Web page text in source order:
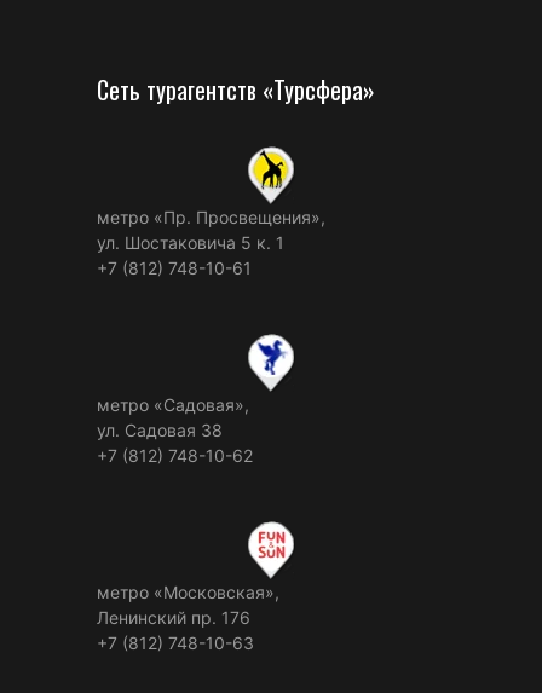
Сеть турагентств «Турсфера»
метро «Пр. Просвещения»,
ул. Шостаковича 5 к. 1
+7 (812) 748-10-61
метро «Садовая»,
ул. Садовая 38
+7 (812) 748-10-62
метро «Московская»,
Ленинский пр. 176
+7 (812) 748-10-63